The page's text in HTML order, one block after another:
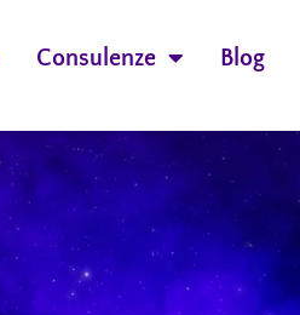
Consulenze
Blog